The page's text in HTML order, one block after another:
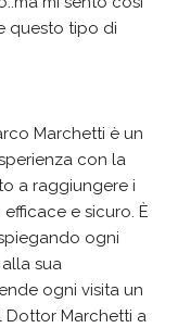
questo tipo di
Marchetti è un
con la
a raggiungere i
e sicuro. È
ogni
sua
ogni visita un
Dottor Marchetti a